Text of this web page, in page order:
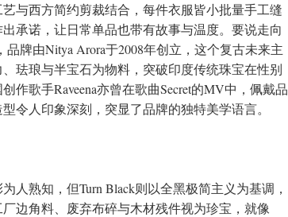
与西方简约剪裁结合，每件衣服皆小批量手工缝
承诺，让日常单品也带有故事与温度。要说走向
牌由Nitya Arora于2008年创立，这个复古未来主
珐琅与半宝石为物料，突破印度传统珠宝在性别
作歌手Raveena亦曾在歌曲Secret的MV中，佩戴品
令人印象深刻，突显了品牌的独特美学语言。
人熟知，但Turn Black则以全黑极简主义为基调，
边角料、废弃布碎与木材残件视为珍宝，就像